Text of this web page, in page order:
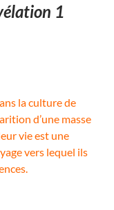
1
la culture de
d’une masse
vie est une
vers lequel ils